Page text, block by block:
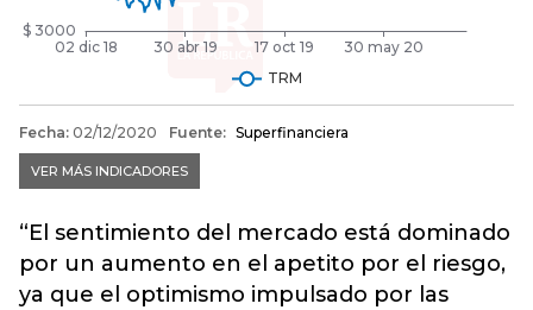
“El sentimiento del mercado está dominado
por un aumento en el apetito por el riesgo,
ya que el optimismo impulsado por las